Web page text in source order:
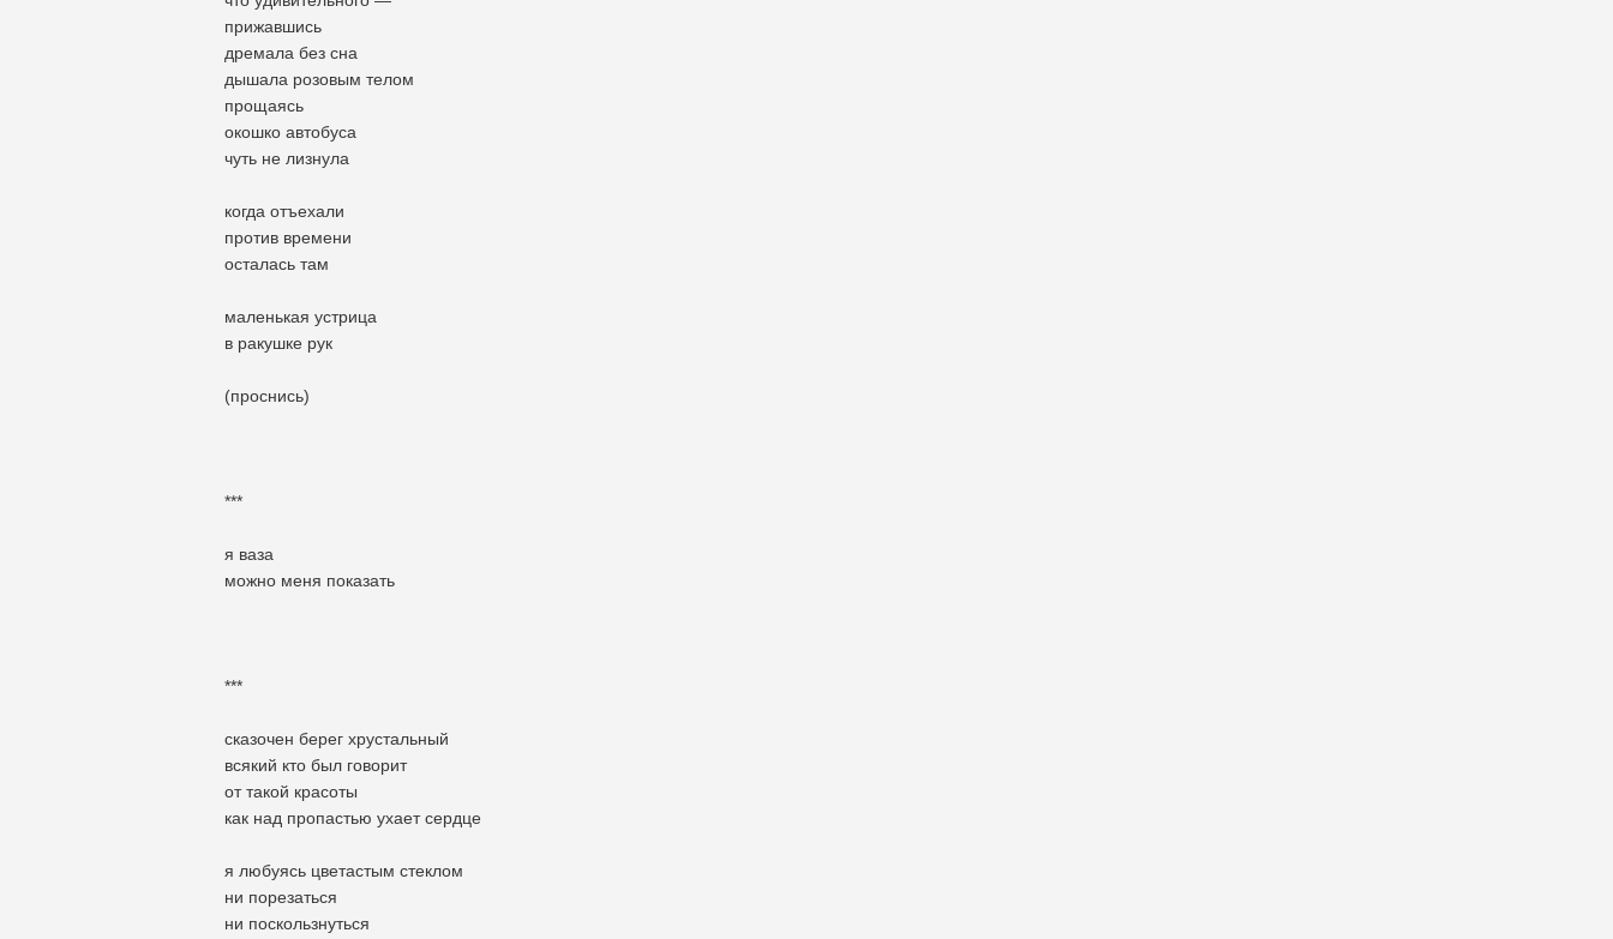
прижавшись
дремала без сна
дышала розовым телом
прощаясь
окошко автобуса
чуть не лизнула
когда отъехали
против времени
осталась там
маленькая устрица
в ракушке рук
(проснись)
***
я ваза
можно меня показать
***
сказочен берег хрустальный
всякий кто был говорит
от такой красоты
как над пропастью ухает сердце
я любуясь цветастым стеклом
ни порезаться
ни поскользнуться